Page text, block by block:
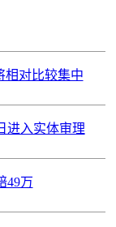
相对比较集中
进入实体审理
49万